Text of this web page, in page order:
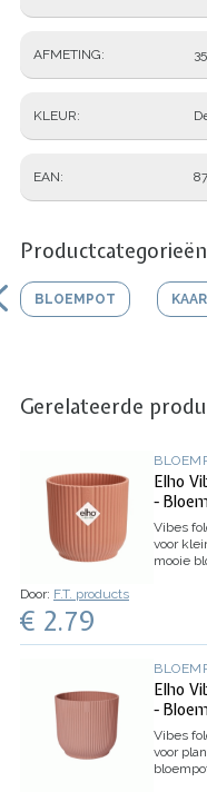
AFMETING
KLEUR
EAN
BLOEMPOT
Gerelateerde
Elho
-
Vibes
voor
mooie
het
deze
op
100%
stuk
Door: F.T. products
€ 2.79
Elho
-
Vibes
voor